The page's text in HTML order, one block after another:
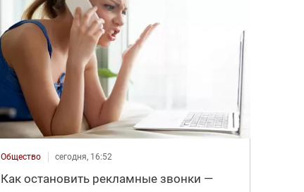
Общество сегодня, 16:52
Как остановить рекламные звонки —